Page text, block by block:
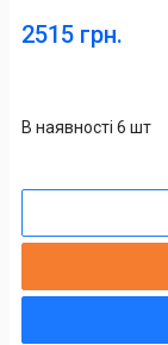
2515 грн.
В наявності 6 шт